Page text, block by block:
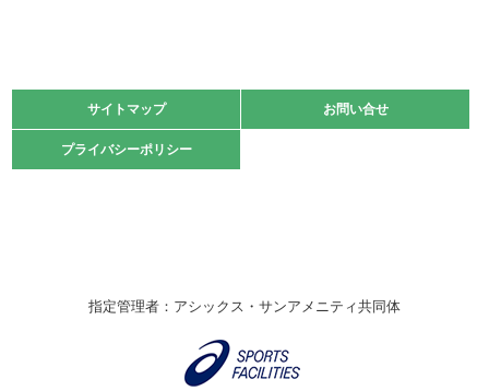
緑ケ丘体育館
2021.10.23
卓球選手権大会ラージボールの部開催☆
伊丹市総合体育大会 バレーボール大会が開催されました
サイトマップ お問い合せ
プライバシーポリシー
サイトマップ お問い合せ
プライバシーポリシー
指定管理者：アシックス・サンアメニティ共同体